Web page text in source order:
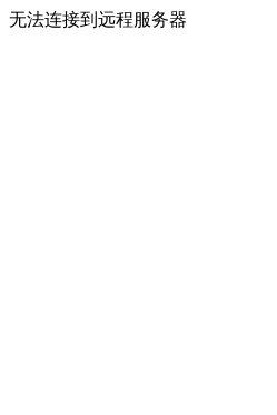
无法连接到远程服务器